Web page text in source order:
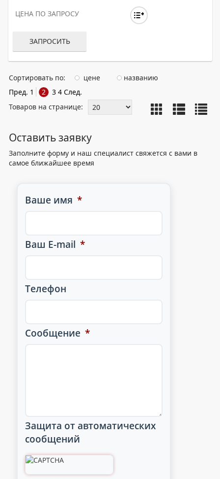
ЦЕНА ПО ЗАПРОСУ
ЗАПРОСИТЬ
Сортировать по: цене
названию
Пред. 1 2 3 4 След.
Товаров на странице:
Оставить заявку
Заполните форму и наш специалист свяжется с вами в
самое ближайшее время
Ваше имя *
Ваш E-mail *
Телефон
Сообщение *
Защита от автоматических
сообщений